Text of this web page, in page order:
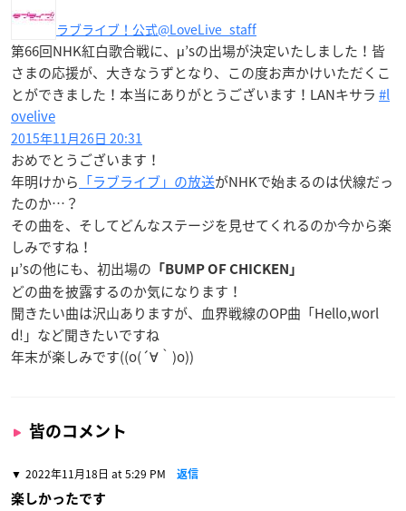
ラブライブ！公式@LoveLive_staff
第66回NHK紅白歌合戦に、μ’sの出場が決定いたしました！皆
さまの応援が、大きなうずとなり、この度お声かけいただくこ
とができました！本当にありがとうございます！LANキサラ #l
ovelive
2015年11月26日 20:31
おめでとうございます！
年明けから 「ラブライブ」の放送がNHKで始まるのは伏線だっ
たのか…？
その曲を、そしてどんなステージを見せてくれるのか今から楽
しみですね！
μ’sの他にも、初出場の 「BUMP OF CHICKEN」
どの曲を披露するのか気になります！
聞きたい曲は沢山ありますが、血界戦線のOP曲「Hello,worl
d!」など聞きたいですね
年末が楽しみです((o(´∀｀)o))
皆のコメント
2022年11月18日 at 5:29 PM 返信
楽しかったです